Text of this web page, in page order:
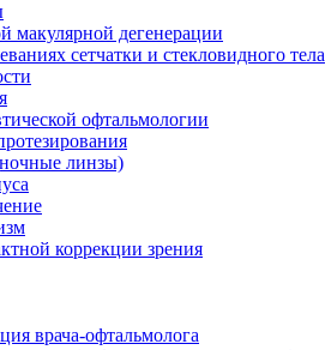
макулярной дегенерации
сетчатки и стекловидного тела
офтальмологии
линзы)
коррекции зрения
врача-офтальмолога